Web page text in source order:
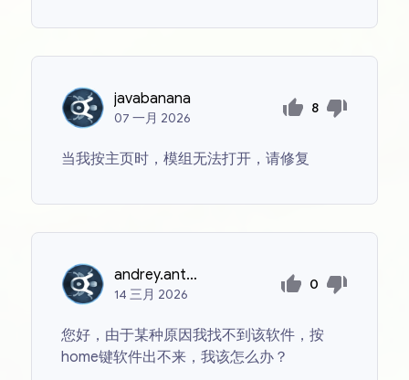
javabanana
07一月 2026
8
当我按主页时，模组无法打开，请修复
andrey.antonov.12
14三月 2026
0
您好，由于某种原因我找不到该软件，按
home键软件出不来，我该怎么办？